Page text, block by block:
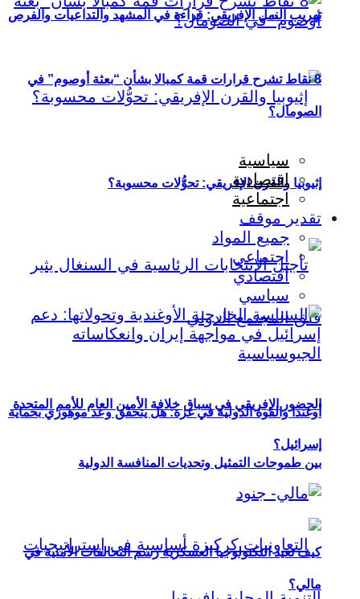
تهريب النمل الإفريقي: قراءة في المشهد والتداعيات والفرص
إثيوبيا والقرن الإفريقي: تحوُّلات محسوبة؟
الحضور الإفريقي في سباق خلافة الأمين العام للأمم المتحدة
بين طموحات التمثيل وتحديات المنافسة الدولية
8 نقاط تشرح قرارات قمة كمبالا بشأن “بعثة أوصوم” في
الصومال؟
سياسية
اقتصادية
اجتماعية
تقدير موقف
جميع المواد
اجتماعي
اقتصادي
سياسي
أوغندا والقوة الدولية في غزة: هل يتحقق وعد موهوزي بحماية
إسرائيل؟
كيف تعيد التكنولوجيا العسكرية رسم التحالفات الأمنية في
مالي؟